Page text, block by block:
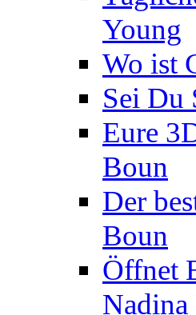
Young
Wo ist
Sei Du
Eure
Boun
Der
Boun
Öffnet